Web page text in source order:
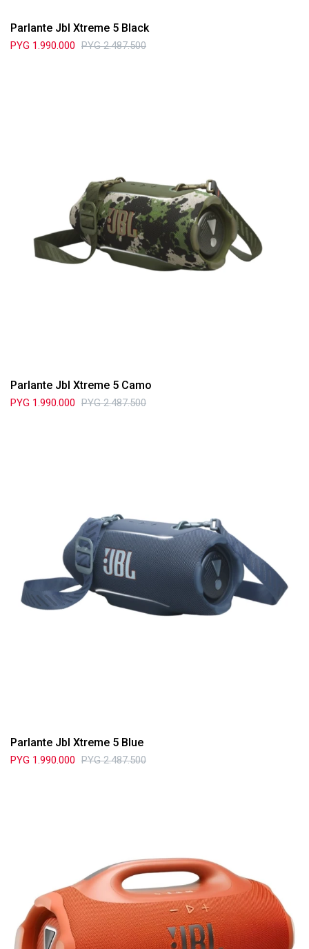
Parlante Jbl Xtreme 5 Black
PYG 1.990.000 PYG 2.487.500
Parlante Jbl Xtreme 5 Camo
PYG 1.990.000 PYG 2.487.500
Parlante Jbl Xtreme 5 Blue
PYG 1.990.000 PYG 2.487.500